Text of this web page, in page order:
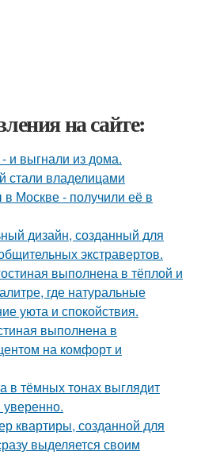
на сайте:
и выгнали из дома.
стали владелицами
Москве - получили её в
дизайн, созданный для
экстравертов.
выполнена в тёплой и
где натуральные
уюта и спокойствия.
выполнена в
на комфорт и
в тёмных тонах выглядит
уверенно.
квартиры, созданной для
выделяется своим